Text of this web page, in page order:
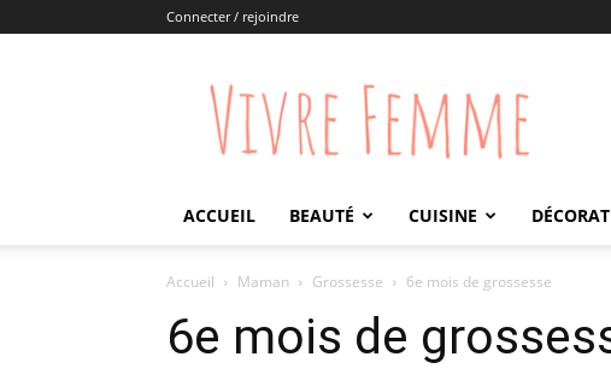
Connecter / rejoindre
Vivre
Femme
ACCUEIL BEAUTÉ CUISINE
Accueil Maman Grossesse 6e mois de grossesse
6e mois de